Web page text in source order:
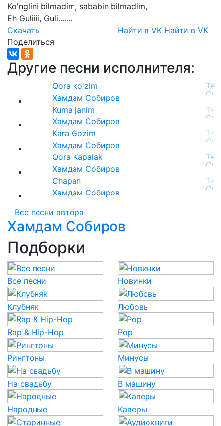
Ko'nglini bilmadim, sababin bilmadim,
Eh Guliiii, Guli.......
Скачать
Найти в VK Найти в VK
Поделиться
Другие песни исполнителя:
Qora ko'zim
Хамдам Собиров
Kuma janim
Хамдам Собиров
Kara Gozim
Хамдам Собиров
Qora Kapalak
Хамдам Собиров
Chapan
Хамдам Собиров
Все песни автора
Хамдам Собиров
Подборки
Все песни Новинки
Клубняк Любовь
Rap & Hip-Hop Pop
Рингтоны Минусы
На свадьбу В машину
Народные Каверы